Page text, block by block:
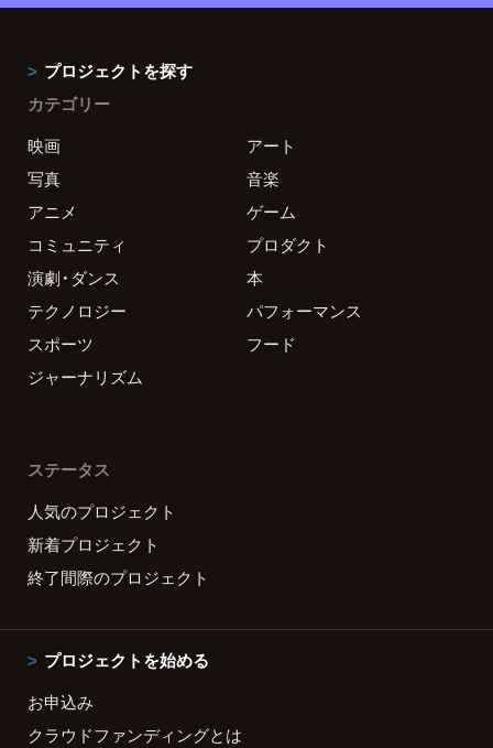
プロジェクトを探す
カテゴリー
映画
アート
写真
音楽
アニメ
ゲーム
コミュニティ
プロダクト
演劇・ダンス
本
テクノロジー
パフォーマンス
スポーツ
フード
ジャーナリズム
ステータス
人気のプロジェクト
新着プロジェクト
終了間際のプロジェクト
プロジェクトを始める
お申込み
クラウドファンディングとは